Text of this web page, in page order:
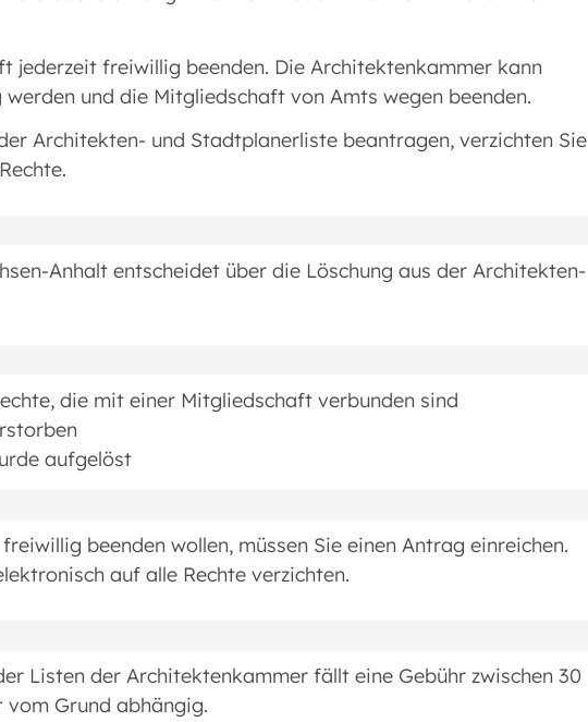
jederzeit freiwillig beenden. Die Architektenkammer kann
und die Mitgliedschaft von Amts wegen beenden.
Architekten- und Stadtplanerliste beantragen, verzichten Sie
Anhalt entscheidet über die Löschung aus der Architekten-
die mit einer Mitgliedschaft verbunden sind
aufgelöst
beenden wollen, müssen Sie einen Antrag einreichen.
auf alle Rechte verzichten.
Listen der Architektenkammer fällt eine Gebühr zwischen 30
vom Grund abhängig.